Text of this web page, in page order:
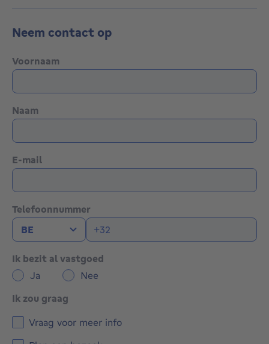
Neem contact op
Voornaam
Naam
E-mail
Telefoonnummer
Ik bezit al vastgoed
Ja
Nee
Ik zou graag
Vraag voor meer info